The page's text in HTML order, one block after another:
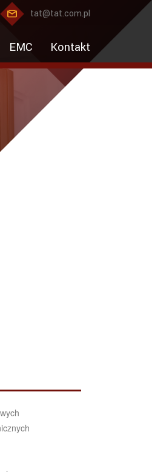
tat@tat.com.pl
EMC Kontakt